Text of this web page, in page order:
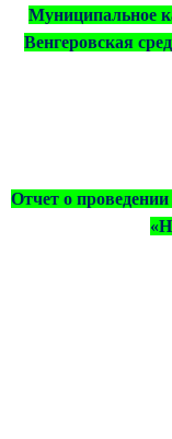
Муниципальное
Венгеровская
Отчет о